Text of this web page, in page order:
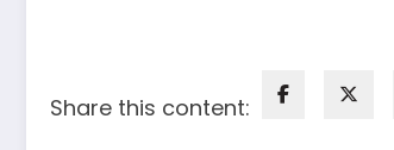
Share this content: